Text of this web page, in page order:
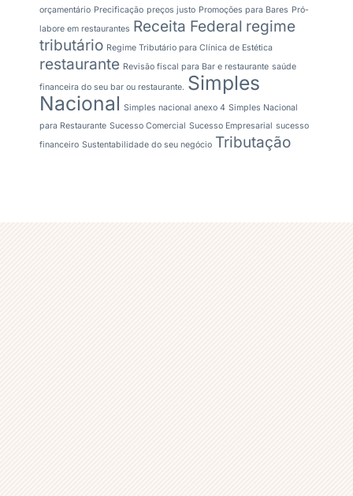
orçamentário Precificação preços justo Promoções para Bares Pró-
labore em restaurantes Receita Federal regime
tributário Regime Tributário para Clínica de Estética
restaurante Revisão fiscal para Bar e restaurante saúde
financeira do seu bar ou restaurante. Simples
Nacional Simples nacional anexo 4 Simples Nacional
para Restaurante Sucesso Comercial Sucesso Empresarial sucesso
financeiro Sustentabilidade do seu negócio Tributação